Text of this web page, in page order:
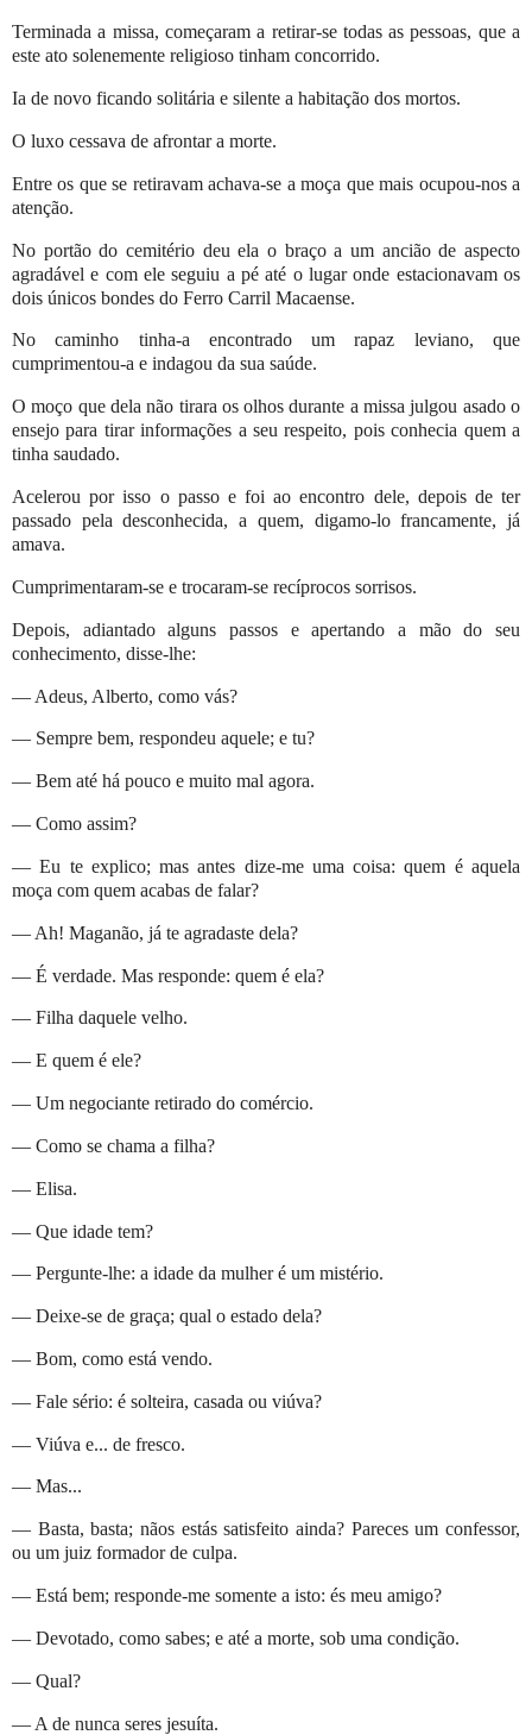
Terminada a missa, começaram a retirar-se todas as pessoas, que a
este ato solenemente religioso tinham concorrido.
Ia de novo ficando solitária e silente a habitação dos mortos.
O luxo cessava de afrontar a morte.
Entre os que se retiravam achava-se a moça que mais ocupou-nos a
atenção.
No portão do cemitério deu ela o braço a um ancião de aspecto
agradável e com ele seguiu a pé até o lugar onde estacionavam os
dois únicos bondes do Ferro Carril Macaense.
No caminho tinha-a encontrado um rapaz leviano, que
cumprimentou-a e indagou da sua saúde.
O moço que dela não tirara os olhos durante a missa julgou asado o
ensejo para tirar informações a seu respeito, pois conhecia quem a
tinha saudado.
Acelerou por isso o passo e foi ao encontro dele, depois de ter
passado pela desconhecida, a quem, digamo-lo francamente, já
amava.
Cumprimentaram-se e trocaram-se recíprocos sorrisos.
Depois, adiantado alguns passos e apertando a mão do seu
conhecimento, disse-lhe:
— Adeus, Alberto, como vás?
— Sempre bem, respondeu aquele; e tu?
— Bem até há pouco e muito mal agora.
— Como assim?
— Eu te explico; mas antes dize-me uma coisa: quem é aquela
moça com quem acabas de falar?
— Ah! Maganão, já te agradaste dela?
— É verdade. Mas responde: quem é ela?
— Filha daquele velho.
— E quem é ele?
— Um negociante retirado do comércio.
— Como se chama a filha?
— Elisa.
— Que idade tem?
— Pergunte-lhe: a idade da mulher é um mistério.
— Deixe-se de graça; qual o estado dela?
— Bom, como está vendo.
— Fale sério: é solteira, casada ou viúva?
— Viúva e... de fresco.
— Mas...
— Basta, basta; nãos estás satisfeito ainda? Pareces um confessor,
ou um juiz formador de culpa.
— Está bem; responde-me somente a isto: és meu amigo?
— Devotado, como sabes; e até a morte, sob uma condição.
— Qual?
— A de nunca seres jesuíta.